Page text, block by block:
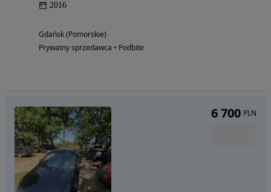
2016
Gdańsk (Pomorskie)
Prywatny sprzedawca • Podbite
6 700 PLN